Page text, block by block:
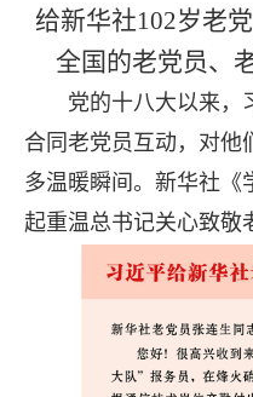
给新华社102岁老
全国的老党员、
党的十八大以来，
合同老党员互动，对他
多温暖瞬间。新华社《
起重温总书记关心致敬